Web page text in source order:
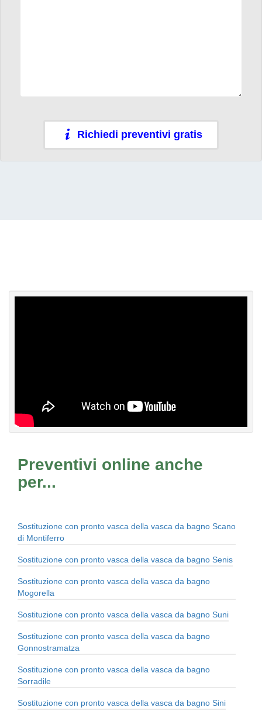
Richiedi preventivi gratis
Preventivi online anche
per...
Sostituzione con pronto vasca della vasca da bagno Scano
di Montiferro
Sostituzione con pronto vasca della vasca da bagno Senis
Sostituzione con pronto vasca della vasca da bagno
Mogorella
Sostituzione con pronto vasca della vasca da bagno Suni
Sostituzione con pronto vasca della vasca da bagno
Gonnostramatza
Sostituzione con pronto vasca della vasca da bagno
Sorradile
Sostituzione con pronto vasca della vasca da bagno Sini